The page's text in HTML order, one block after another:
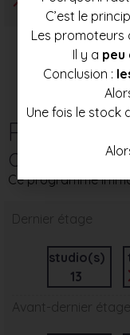
Ce programme
Dernier étage
studio(s)
13
Avant-dernier étage
C’est le
Les promoteurs
Il y a peu
Conclusion :
Une fois le stock